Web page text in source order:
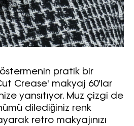
pratik bir
Crease' makyaj 60'lar
yansıtıyor. Muz çizgi de
dilediğiniz renk
retro makyajınızı